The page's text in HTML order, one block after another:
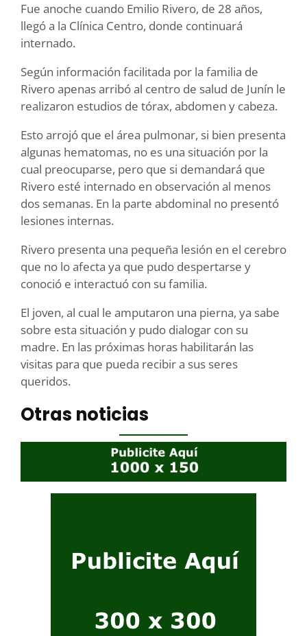
Fue anoche cuando Emilio Rivero, de 28 años,
llegó a la Clínica Centro, donde continuará
internado.
Según información facilitada por la familia de
Rivero apenas arribó al centro de salud de Junín le
realizaron estudios de tórax, abdomen y cabeza.
Esto arrojó que el área pulmonar, si bien presenta
algunas hematomas, no es una situación por la
cual preocuparse, pero que si demandará que
Rivero esté internado en observación al menos
dos semanas. En la parte abdominal no presentó
lesiones internas.
Rivero presenta una pequeña lesión en el cerebro
que no lo afecta ya que pudo despertarse y
conoció e interactuó con su familia.
El joven, al cual le amputaron una pierna, ya sabe
sobre esta situación y pudo dialogar con su
madre. En las próximas horas habilitarán las
visitas para que pueda recibir a sus seres
queridos.
Otras noticias